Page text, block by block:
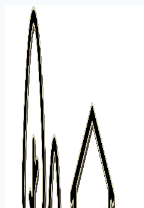
Перейти
содержанию